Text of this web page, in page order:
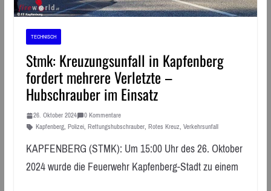
TECHNISCH
Stmk: Kreuzungsunfall in Kapfenberg
fordert mehrere Verletzte –
Hubschrauber im Einsatz
26. Oktober 2024
0 Kommentare
Kapfenberg, Polizei, Rettungshubschrauber, Rotes Kreuz, Verkehrsunfall
KAPFENBERG (STMK): Um 15:00 Uhr des 26. Oktober
2024 wurde die Feuerwehr Kapfenberg-Stadt zu einem